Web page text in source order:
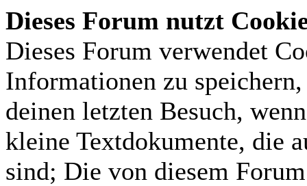
Dieses Forum nutzt
Dieses Forum verwendet
Informationen zu
deinen letzten Besuch,
kleine Textdokumente, die
sind; Die von diesem